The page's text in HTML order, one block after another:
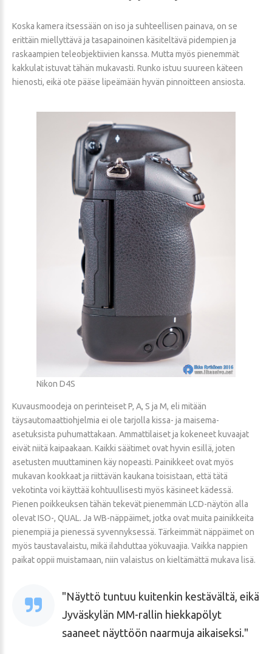
Koska kamera itsessään on iso ja suhteellisen painava, on se
erittäin miellyttävä ja tasapainoinen käsiteltävä pidempien ja
raskaampien teleobjektiivien kanssa. Mutta myös pienemmät
kakkulat istuvat tähän mukavasti. Runko istuu suureen käteen
hienosti, eikä ote pääse lipeämään hyvän pinnoitteen ansiosta.
Nikon D4S
Kuvausmoodeja on perinteiset P, A, S ja M, eli mitään
täysautomaattiohjelmia ei ole tarjolla kissa- ja maisema-
asetuksista puhumattakaan. Ammattilaiset ja kokeneet kuvaajat
eivät niitä kaipaakaan. Kaikki säätimet ovat hyvin esillä, joten
asetusten muuttaminen käy nopeasti. Painikkeet ovat myös
mukavan kookkaat ja riittävän kaukana toisistaan, että tätä
vekotinta voi käyttää kohtuullisesti myös käsineet kädessä.
Pienen poikkeuksen tähän tekevät pienemmän LCD-näytön alla
olevat ISO-, QUAL. Ja WB-näppäimet, jotka ovat muita painikkeita
pienempiä ja pienessä syvennyksessä. Tärkeimmät näppäimet on
myös taustavalaistu, mikä ilahduttaa yökuvaajia. Vaikka nappien
paikat oppii muistamaan, niin valaistus on kieltämättä mukava lisä.
Näyttö tuntuu kuitenkin kestävältä, eikä
Jyväskylän MM-rallin hiekkapölyt
saaneet näyttöön naarmuja aikaiseksi.